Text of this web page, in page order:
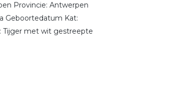
Provincie: Antwerpen
Geboortedatum Kat:
Tijger met wit gestreepte